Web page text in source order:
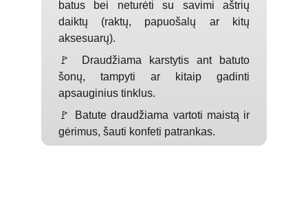
batus bei neturėti su savimi aštrių
daiktų (raktų, papuošalų ar kitų
aksesuarų).
🚩 Draudžiama karstytis ant batuto
šonų, tampyti ar kitaip gadinti
apsauginius tinklus.
🚩 Batute draudžiama vartoti maistą ir
gėrimus, šauti konfeti patrankas.